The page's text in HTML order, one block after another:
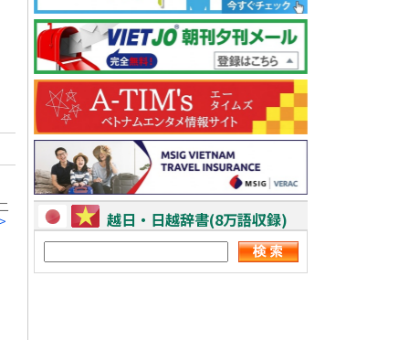
越日・日越辞書(8万語収録)